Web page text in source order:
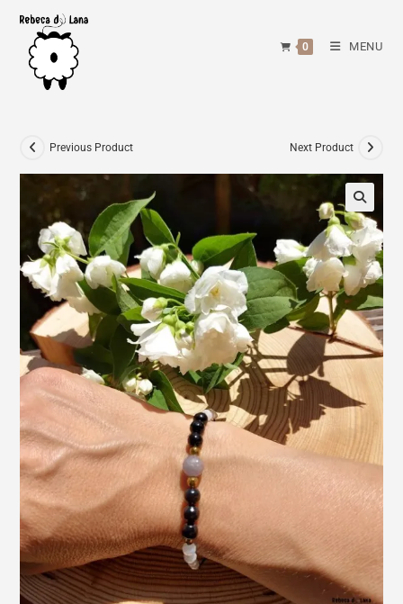
content
0 MENU
Previous Product Next Product